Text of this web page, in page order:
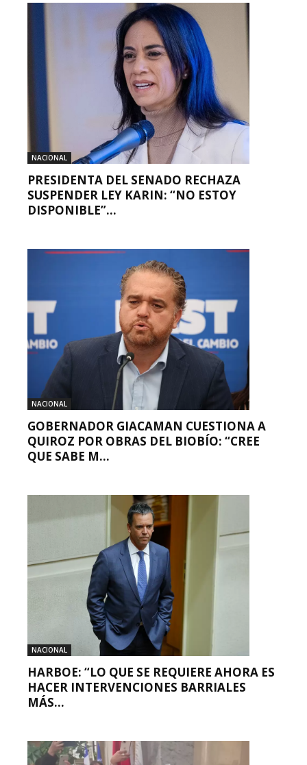
NACIONAL
PRESIDENTA DEL SENADO RECHAZA
SUSPENDER LEY KARIN: “NO ESTOY
DISPONIBLE”...
NACIONAL
GOBERNADOR GIACAMAN CUESTIONA A
QUIROZ POR OBRAS DEL BIOBÍO: “CREE
QUE SABE M...
NACIONAL
HARBOE: “LO QUE SE REQUIERE AHORA ES
HACER INTERVENCIONES BARRIALES
MÁS...